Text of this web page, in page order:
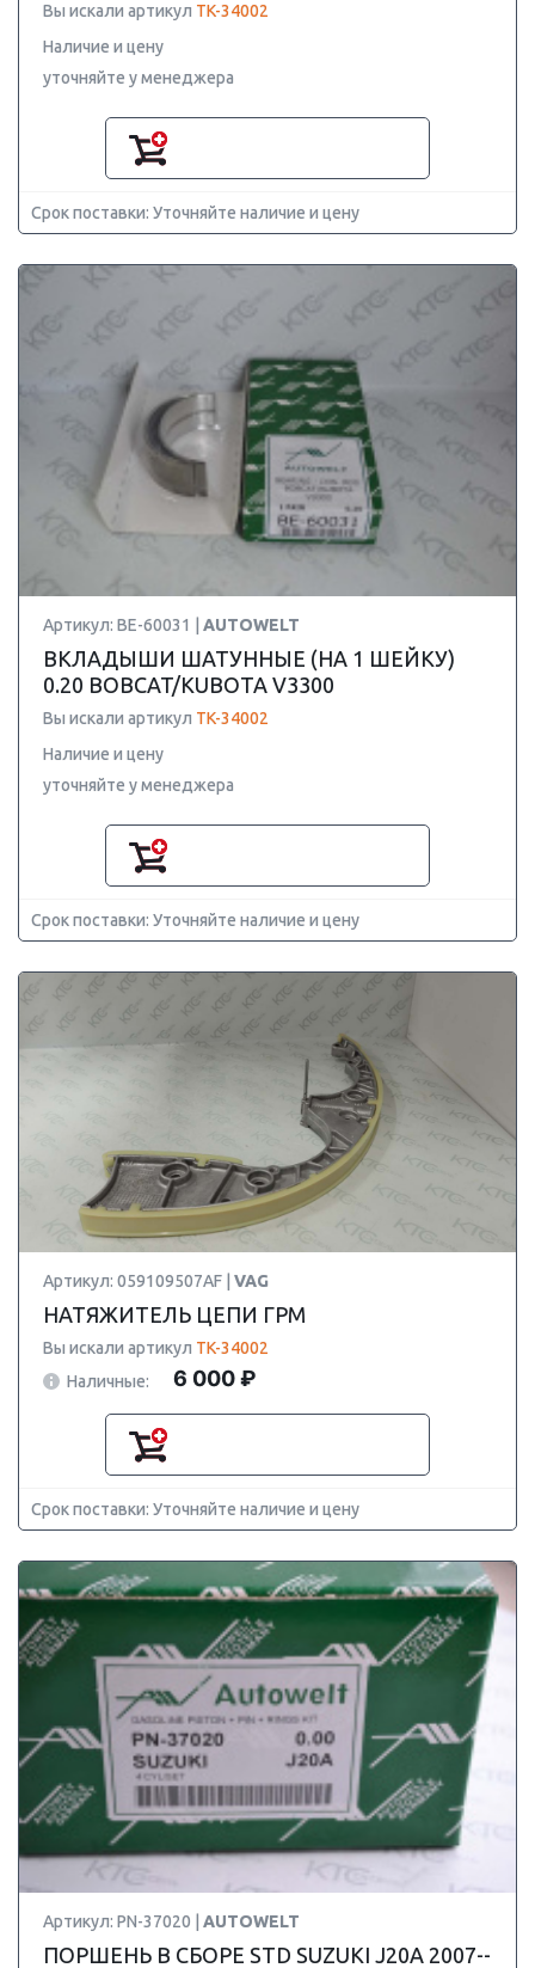
Вы искали артикул TK-34002
Наличие и цену
уточняйте у менеджера
Срок поставки: Уточняйте наличие и цену
Артикул: BE-60031 | AUTOWELT
ВКЛАДЫШИ ШАТУННЫЕ (НА 1 ШЕЙКУ)
0.20 BOBCAT/KUBOTA V3300
Вы искали артикул TK-34002
Наличие и цену
уточняйте у менеджера
Срок поставки: Уточняйте наличие и цену
Артикул: 059109507AF | VAG
НАТЯЖИТЕЛЬ ЦЕПИ ГРМ
Вы искали артикул TK-34002
Наличные:
6 000 ₽
Срок поставки: Уточняйте наличие и цену
Артикул: PN-37020 | AUTOWELT
ПОРШЕНЬ В СБОРЕ STD SUZUKI J20A 2007--